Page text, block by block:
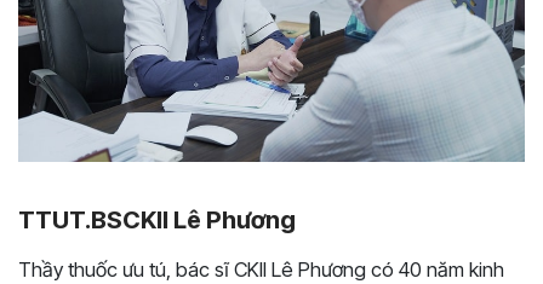
TTUT.BSCKII Lê Phương
Thầy thuốc ưu tú, bác sĩ CKII Lê Phương có 40 năm kinh